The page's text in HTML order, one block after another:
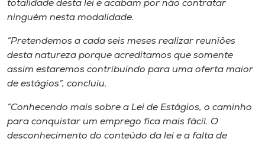
totalidade desta lei e acabam por não contratar
ninguém nesta modalidade.
“Pretendemos a cada seis meses realizar reuniões
desta natureza porque acreditamos que somente
assim estaremos contribuindo para uma oferta maior
de estágios”, concluiu.
“Conhecendo mais sobre a Lei de Estágios, o caminho
para conquistar um emprego fica mais fácil. O
desconhecimento do conteúdo da lei e a falta de